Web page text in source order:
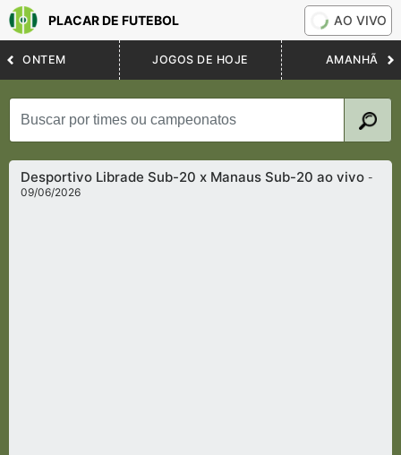
PLACAR DE FUTEBOL AO VIVO
ONTEM JOGOS DE HOJE AMANHÃ
Desportivo Librade Sub-20 x Manaus Sub-20 ao vivo-
09/06/2026